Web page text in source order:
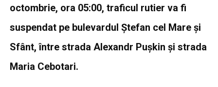
octombrie, ora 05:00, traficul rutier va fi
suspendat pe bulevardul Ștefan cel Mare și
Sfânt, între strada Alexandr Pușkin și strada
Maria Cebotari.